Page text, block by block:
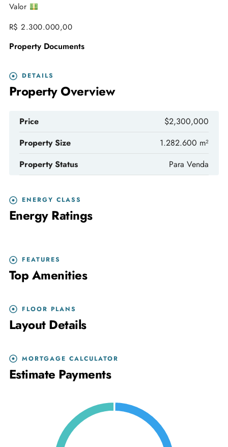
Valor
R$ 2.300.000,00
Property Documents
DETAILS
Property Overview
Price
$2,300,000
Property Size
1.282.600 m²
Property Status
Para Venda
ENERGY CLASS
Energy Ratings
FEATURES
Top Amenities
FLOOR PLANS
Layout Details
MORTGAGE CALCULATOR
Estimate Payments